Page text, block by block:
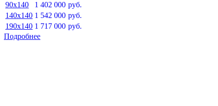
90x140
1 402 000 руб.
140x140 1 542 000 руб.
190x140 1 717 000 руб.
Подробнее